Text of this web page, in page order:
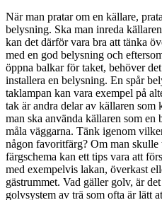
När man pratar om en källare,
belysning. Ska man inreda
kan det därför vara bra att tänka
med en god belysning och
öppna balkar för taket, behöver
installera en belysning. En spår
taklampan kan vara exempel på
tak är andra delar av källaren som
man ska använda källaren som en
måla väggarna. Tänk igenom
någon favoritfärg? Om man skulle
färgschema kan ett tips vara att
med exempelvis lakan, överkast
gästrummet. Vad gäller golv, är
golvsystem av trä som ofta är lätt